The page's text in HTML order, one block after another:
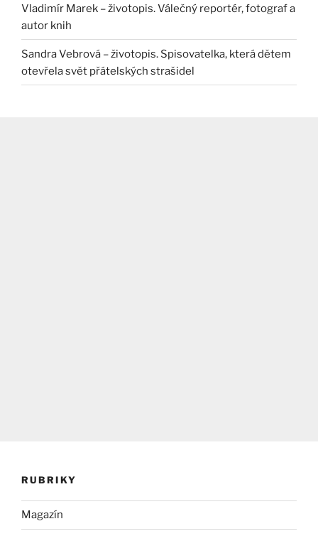
Vladimír Marek – životopis. Válečný reportér, fotograf a
autor knih
Sandra Vebrová – životopis. Spisovatelka, která dětem
otevřela svět přátelských strašidel
RUBRIKY
Magazín